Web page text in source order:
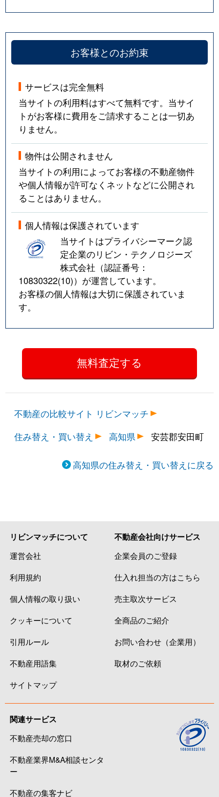
お客様とのお約束
サービスは完全無料
当サイトの利用料はすべて無料です。当サイ
トがお客様に費用をご請求することは一切あ
りません。
物件は公開されません
当サイトの利用によってお客様の不動産物件
や個人情報が許可なくネットなどに公開され
ることはありません。
個人情報は保護されています
当サイトはプライバシーマーク認
定企業のリビン・テクノロジーズ
株式会社（認証番号：
10830322(10)）が運営しています。
お客様の個人情報は大切に保護されていま
す。
不動産の比較サイト リビンマッチ
住み替え・買い替え
高知県 安芸郡安田町
高知県の住み替え・買い替えに戻る
リビンマッチについて
運営会社
利用規約
個人情報の取り扱い
クッキーについて
引用ルール
不動産用語集
サイトマップ
不動産会社向けサービス
企業会員のご登録
仕入れ担当の方はこちら
売主取次サービス
全商品のご紹介
お問い合わせ（企業用）
取材のご依頼
関連サービス
不動産売却の窓口
不動産業界M&A相談センタ
ー
不動産の集客ナビ